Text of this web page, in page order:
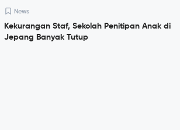
News
Kekurangan Staf, Sekolah Penitipan Anak di
Jepang Banyak Tutup